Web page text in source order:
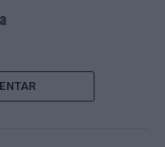
tipo de
da comunidade,
equipamento de
é utilizado pelos